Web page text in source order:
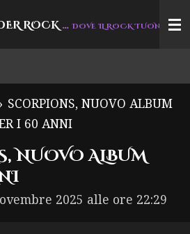
ROCK …DOVE IL ROCK TUONA “
SCORPIONS, NUOVO ALBUM
I 60 ANNI
NUOVO ALBUM
2025 alle ore 22:29